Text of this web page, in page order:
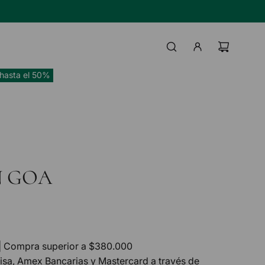
BANCO HIPOTECARIO
el 50%
GOA
| Compra superior a $380.000
Amex Bancarias y Mastercard a través de